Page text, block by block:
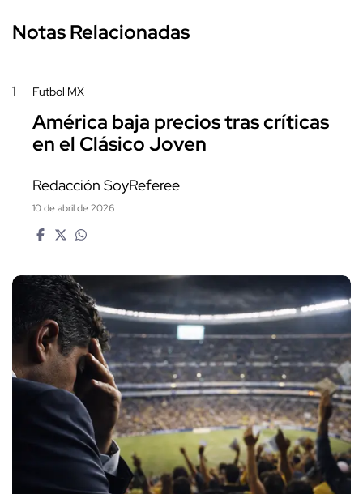
Notas Relacionadas
1 Futbol MX
América baja precios tras críticas
en el Clásico Joven
Redacción SoyReferee
10 de abril de 2026